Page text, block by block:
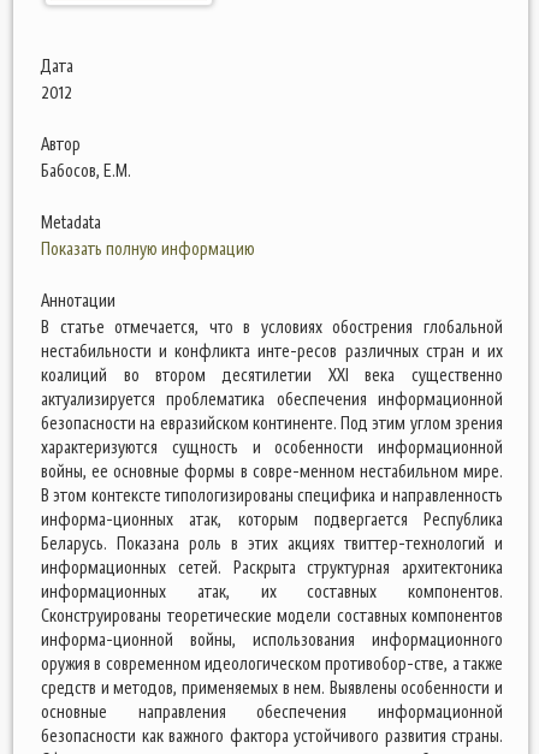
Дата
2012
Автор
Бабосов, Е.М.
Metadata
Показать полную информацию
Аннотации
В статье отмечается, что в условиях обострения глобальной
нестабильности и конфликта инте-ресов различных стран и их
коалиций во втором десятилетии XXI века существенно
актуализируется проблематика обеспечения информационной
безопасности на евразийском континенте. Под этим углом зрения
характеризуются сущность и особенности информационной
войны, ее основные формы в совре-менном нестабильном мире.
В этом контексте типологизированы специфика и направленность
информа-ционных атак, которым подвергается Республика
Беларусь. Показана роль в этих акциях твиттер-технологий и
информационных сетей. Раскрыта структурная архитектоника
информационных атак, их составных компонентов.
Сконструированы теоретические модели составных компонентов
информа-ционной войны, использования информационного
оружия в современном идеологическом противобор-стве, а также
средств и методов, применяемых в нем. Выявлены особенности и
основные направления обеспечения информационной
безопасности как важного фактора устойчивого развития страны.